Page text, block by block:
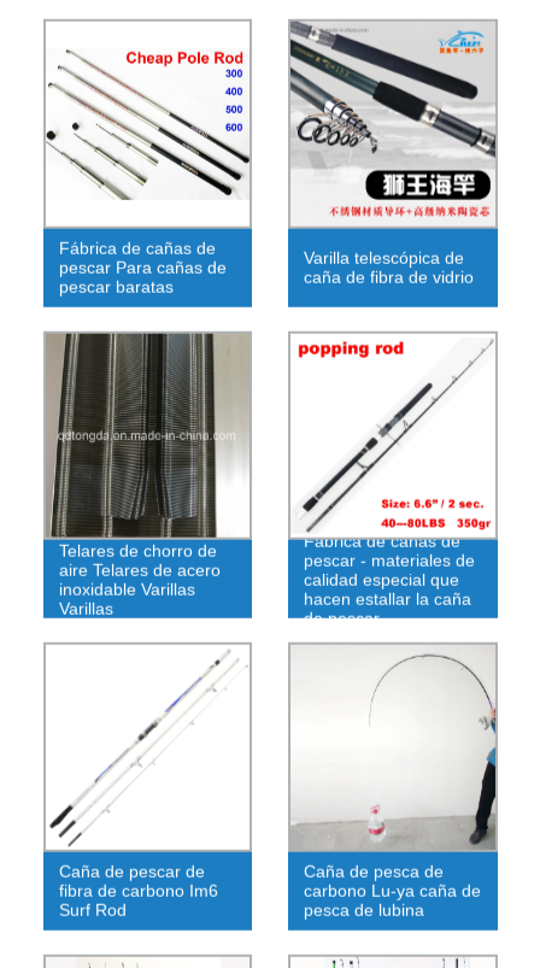
Fábrica de cañas de
pescar Para cañas de
pescar baratas
Varilla telescópica de
caña de fibra de vidrio
Telares de chorro de
aire Telares de acero
inoxidable Varillas
Varillas
Fábrica de cañas de
pescar - materiales de
calidad especial que
hacen estallar la caña
de pescar
Caña de pescar de
fibra de carbono Im6
Surf Rod
Caña de pesca de
carbono Lu-ya caña de
pesca de lubina